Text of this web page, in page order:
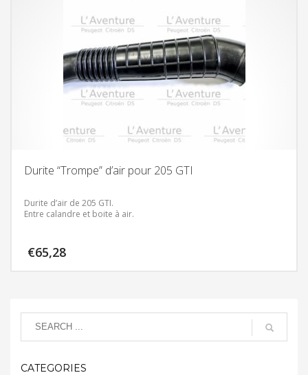
Durite “Trompe” d’air pour 205 GTI
Durite d’air de 205 GTI.
Entre calandre et boite à air.
€65,28
CATEGORIES